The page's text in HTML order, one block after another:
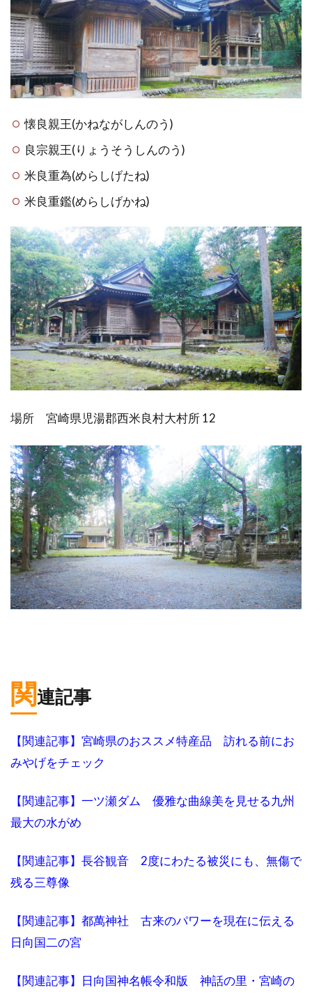
懐良親王(かねながしんのう)
良宗親王(りょうそうしんのう)
米良重為(めらしげたね)
米良重鑑(めらしげかね)
場所 宮崎県児湯郡西米良村大村所 12
関連記事
【関連記事】宮崎県のおススメ特産品 訪れる前にお
みやげをチェック
【関連記事】一ツ瀬ダム 優雅な曲線美を見せる九州
最大の水がめ
【関連記事】長谷観音 2度にわたる被災にも、無傷で
残る三尊像
【関連記事】都萬神社 古来のパワーを現在に伝える
日向国二の宮
【関連記事】日向国神名帳令和版 神話の里・宮崎の